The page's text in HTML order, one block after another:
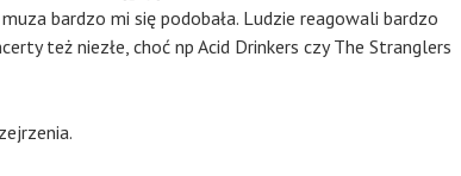
bardzo mi się podobała. Ludzie reagowali bardzo
też niezłe, choć np Acid Drinkers czy The Stranglers